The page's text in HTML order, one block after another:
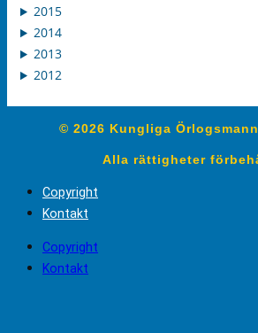
2015
2014
2013
2012
© 2026 Kungliga
Alla rättigheter
Copyright
Kontakt
Copyright
Kontakt